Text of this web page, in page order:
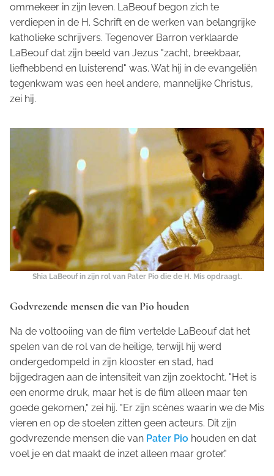
ommekeer in zijn leven. LaBeouf begon zich te
verdiepen in de H. Schrift en de werken van belangrijke
katholieke schrijvers. Tegenover Barron verklaarde
LaBeouf dat zijn beeld van Jezus "zacht, breekbaar,
liefhebbend en luisterend" was. Wat hij in de evangeliën
tegenkwam was een heel andere, mannelijke Christus,
zei hij.
Shia LaBeouf in zijn rol van Pater Pio die de H. Mis opdraagt.
Godvrezende mensen die van Pio houden
Na de voltooiing van de film vertelde LaBeouf dat het
spelen van de rol van de heilige, terwijl hij werd
ondergedompeld in zijn klooster en stad, had
bijgedragen aan de intensiteit van zijn zoektocht. "Het is
een enorme druk, maar het is de film alleen maar ten
goede gekomen," zei hij. "Er zijn scènes waarin we de Mis
vieren en op de stoelen zitten geen acteurs. Dit zijn
godvrezende mensen die van Pater Pio houden en dat
voel je en dat maakt de inzet alleen maar groter."